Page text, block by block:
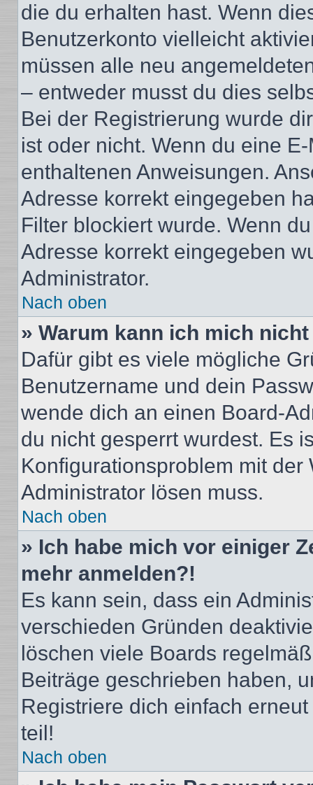
die du erhalten hast. Wenn
Benutzerkonto vielleicht
müssen alle neu
– entweder musst du dies
Bei der Registrierung wurde
ist oder nicht. Wenn du eine
enthaltenen Anweisungen.
Adresse korrekt eingegeben
Filter blockiert wurde. Wenn
Adresse korrekt eingegeben
Administrator.
Nach oben
» Warum kann ich mich
Dafür gibt es viele mögliche
Benutzername und dein
wende dich an einen Board-
du nicht gesperrt wurdest. Es
Konfigurationsproblem mit
Administrator lösen muss.
Nach oben
» Ich habe mich vor einiger
mehr anmelden?!
Es kann sein, dass ein
verschieden Gründen
löschen viele Boards
Beiträge geschrieben haben,
Registriere dich einfach
teil!
Nach oben